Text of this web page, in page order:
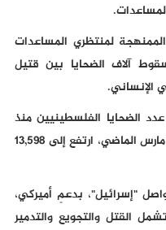
لمنتظري المساعدات
آلاف الضحايا بين قتيل
الإنساني.
الضحايا الفلسطينيين منذ
استئناف الاحتلال عدوانه في 18 آذار/ مارس الماضي، ارتفع إلى 13,598
الأول/ أكتوبر 2023، تواصل "إسرائيل"، بدعمٍ أميركي،
القتل والتجويع والتدمير